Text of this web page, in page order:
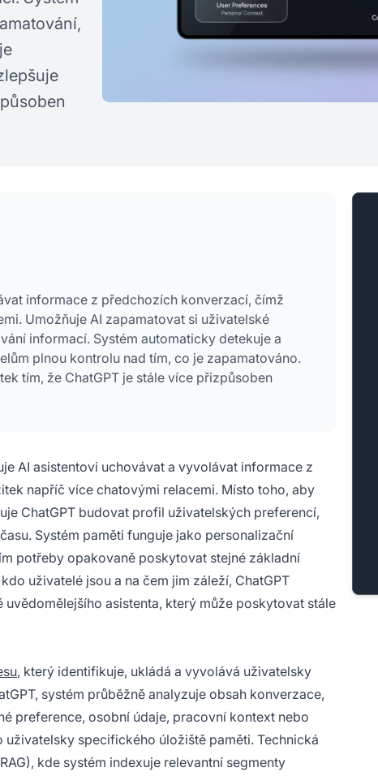
informace z předchozích konverzací, čímž
Umožňuje AI zapamatovat si uživatelské
informací. Systém automaticky detekuje a
plnou kontrolu nad tím, co je zapamatováno.
tím, že ChatGPT je stále více přizpůsoben
AI asistentovi uchovávat a vyvolávat informace z
napříč více chatovými relacemi. Místo toho, aby
ChatGPT budovat profil uživatelských preferencí,
Systém paměti funguje jako personalizační
potřeby opakovaně poskytovat stejné základní
uživatelé jsou a na čem jim záleží, ChatGPT
asistenta, který může poskytovat stále
, který identifikuje, ukládá a vyvolává uživatelsky
systém průběžně analyzuje obsah konverzace,
preference, osobní údaje, pracovní kontext nebo
specifického úložiště paměti. Technická
kde systém indexuje relevantní segmenty